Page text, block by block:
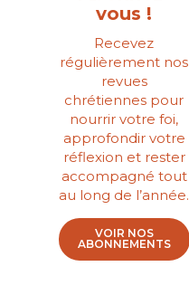
vous !
Recevez
régulièrement nos
revues
chrétiennes pour
nourrir votre foi,
approfondir votre
réflexion et rester
accompagné tout
au long de l’année.
VOIR NOS
ABONNEMENTS